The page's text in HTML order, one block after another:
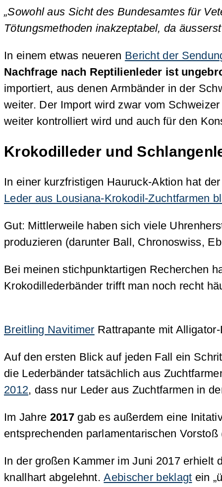
„Sowohl aus Sicht des Bundesamtes für
Tötungsmethoden inakzeptabel, da
In einem etwas neueren Bericht der
Nachfrage nach Reptilienleder ist
importiert, aus denen Armbänder in der
weiter. Der Import wird zwar vom
weiter kontrolliert wird und auch für den
Krokodilleder und
In einer kurzfristigen Hauruck-Aktion hat
Leder aus Lousiana-Krokodil-Zuchtfarmen
Gut: Mittlerweile haben sich viele
produzieren (darunter Ball, Chronoswiss,
Bei meinen stichpunktartigen Recherchen
Krokodillederbänder trifft man noch recht
Breitling Navitimer Rattrapante mit
Auf den ersten Blick auf jeden Fall ein
die Lederbänder tatsächlich aus
2012, dass nur Leder aus Zuchtfarmen in
Im Jahre 2017gab es außerdem eine
entsprechenden parlamentarischen
In der großen Kammer im Juni 2017 erhielt
knallhart abgelehnt.Aebischer beklagt ein